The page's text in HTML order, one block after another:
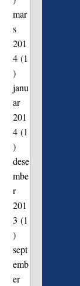
mar
s
201
4(1
)
janu
ar
201
4(1
)
dese
mbe
r
201
3 (1
)
sept
emb
er